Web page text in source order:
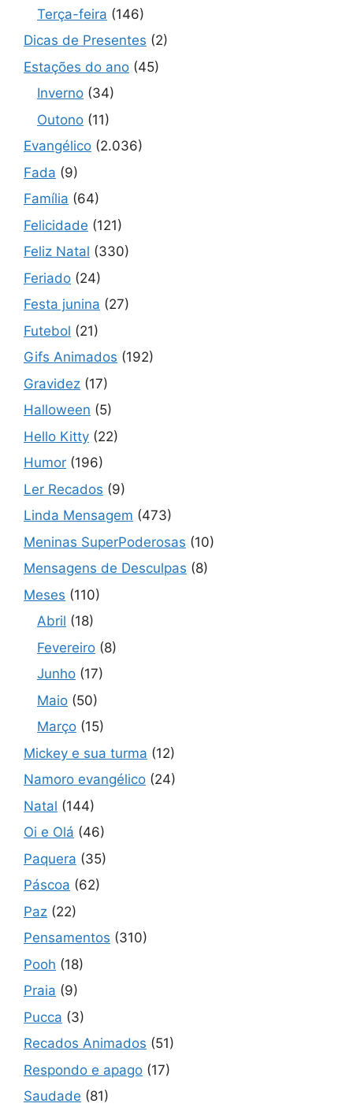
Terça-feira (146)
Dicas de Presentes (2)
Estações do ano (45)
Inverno (34)
Outono (11)
Evangélico (2.036)
Fada (9)
Família (64)
Felicidade (121)
Feliz Natal (330)
Feriado (24)
Festa junina (27)
Futebol (21)
Gifs Animados (192)
Gravidez (17)
Halloween (5)
Hello Kitty (22)
Humor (196)
Ler Recados (9)
Linda Mensagem (473)
Meninas SuperPoderosas (10)
Mensagens de Desculpas (8)
Meses (110)
Abril (18)
Fevereiro (8)
Junho (17)
Maio (50)
Março (15)
Mickey e sua turma (12)
Namoro evangélico (24)
Natal (144)
Oi e Olá (46)
Paquera (35)
Páscoa (62)
Paz (22)
Pensamentos (310)
Pooh (18)
Praia (9)
Pucca (3)
Recados Animados (51)
Respondo e apago (17)
Saudade (81)